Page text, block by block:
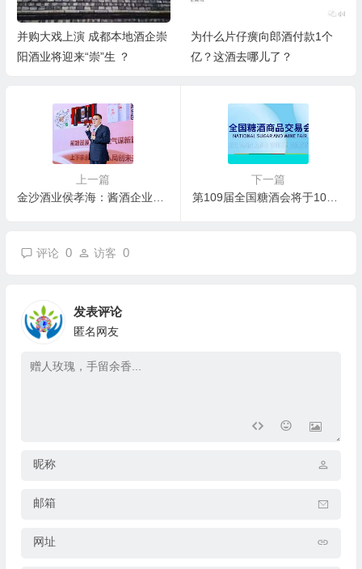
并购大戏上演 成都本地酒企崇
阳酒业将迎来“崇”生 ？
为什么片仔癀向郎酒付款1个
亿？这酒去哪儿了？
上一篇
金沙酒业侯孝海：酱酒企业要向茅台学习，但不能走茅台发展的路子
下一篇
第109届全国糖酒会将于10月12日-14日在深圳举办
评论 0 访客 0
发表评论
匿名网友
昵称
邮箱
网址